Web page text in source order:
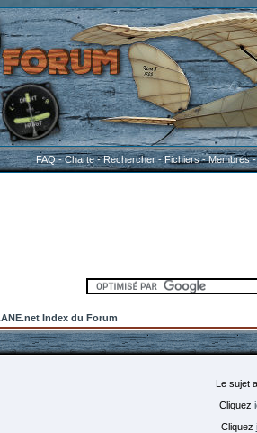
FAQ-Charte-Rechercher-Fichiers-Membres
Index du Forum
Le sujet
Cliquez
Cliquez